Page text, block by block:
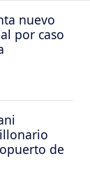
nuevo
por caso
de